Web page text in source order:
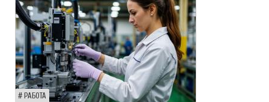
РАБОТА